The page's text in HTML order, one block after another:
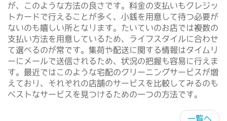
が、このような方法の良さです。料金の支払いもクレジッ
トカードで行えることが多く、小銭を用意して待つ必要が
ないのも嬉しい所となります。たいていのお店では複数の
支払い方法を用意しているため、ライフスタイルに合わせ
て選べるのが常です。集荷や配送に関する情報はタイムリ
ーにメールで送信されるため、状況の把握も容易に行えま
す。最近ではこのような宅配のクリーニングサービスが増
えており、それぞれの店舗のサービスを比較してみるのも
ベストなサービスを見つけるための一つの方法です。
一覧へ